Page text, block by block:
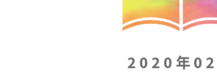
2020年